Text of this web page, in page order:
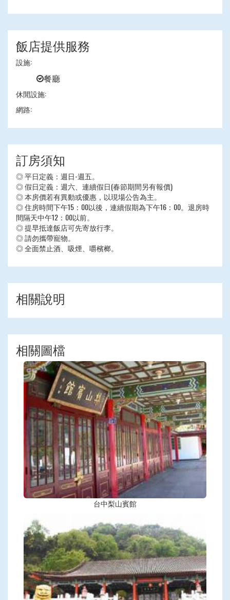
飯店提供服務
設施:
餐廳
休閒設施:
網路:
訂房須知
◎ 平日定義：週日-週五。
◎ 假日定義：週六、連續假日(春節期間另有報價)
◎ 本房價若有異動或優惠，以現場公告為主。
◎ 住房時間下午15：00以後，連續假期為下午16：00。退房時
間隔天中午12：00以前。
◎ 提早抵達飯店可先寄放行李。
◎ 請勿攜帶寵物。
◎ 全面禁止酒、吸煙、嚼檳榔。
相關說明
相關圖檔
台中梨山賓館